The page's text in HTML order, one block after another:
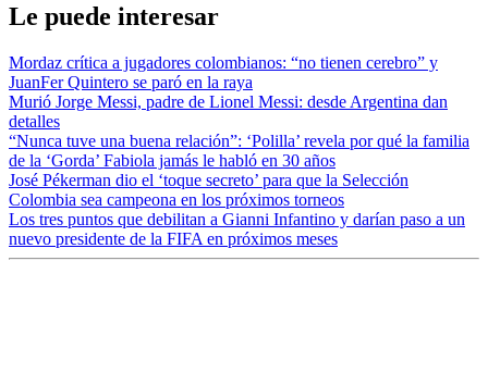
Le puede interesar
Mordaz crítica a jugadores colombianos: “no tienen cerebro” y
JuanFer Quintero se paró en la raya
Murió Jorge Messi, padre de Lionel Messi: desde Argentina dan
detalles
“Nunca tuve una buena relación”: ‘Polilla’ revela por qué la familia
de la ‘Gorda’ Fabiola jamás le habló en 30 años
José Pékerman dio el ‘toque secreto’ para que la Selección
Colombia sea campeona en los próximos torneos
Los tres puntos que debilitan a Gianni Infantino y darían paso a un
nuevo presidente de la FIFA en próximos meses